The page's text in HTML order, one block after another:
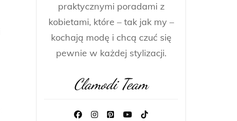
praktycznymi poradami z
kobietami, które – tak jak my –
kochają modę i chcą czuć się
pewnie w każdej stylizacji.
Clamodi Team